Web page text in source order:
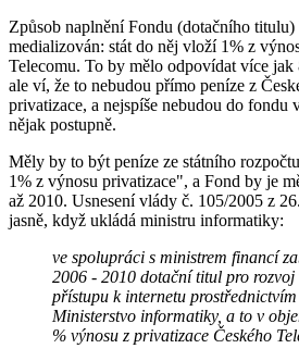
Způsob naplnění Fondu (dotačního
medializován: stát do něj vloží 1% z
Telecomu. To by mělo odpovídat více jak
ale ví, že to nebudou přímo peníze z
privatizace, a nejspíše nebudou do fondu
nějak postupně.
Měly by to být peníze ze státního
1% z výnosu privatizace", a Fond by je
až 2010. Usnesení vlády č. 105/2005 z
jasně, když ukládá ministru informatiky:
ve spolupráci s ministrem financí
2006 - 2010 dotační titul pro
přístupu k internetu
Ministerstvo informatiky, a to v
% výnosu z privatizace Českého